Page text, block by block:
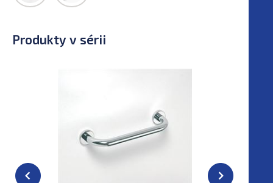
Produkty v sérii